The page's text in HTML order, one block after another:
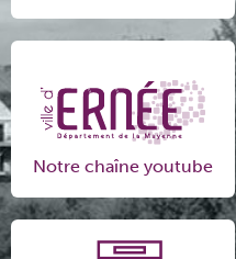
Notre chaîne youtube